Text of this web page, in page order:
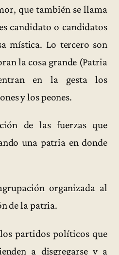
que también se llama
candidato o candidatos
mística. Lo tercero son
la cosa grande (Patria
en la gesta los
y los peones.
de las fuerzas que
una patria en donde
organizada al
de la patria.
partidos políticos que
a disgregarse y a